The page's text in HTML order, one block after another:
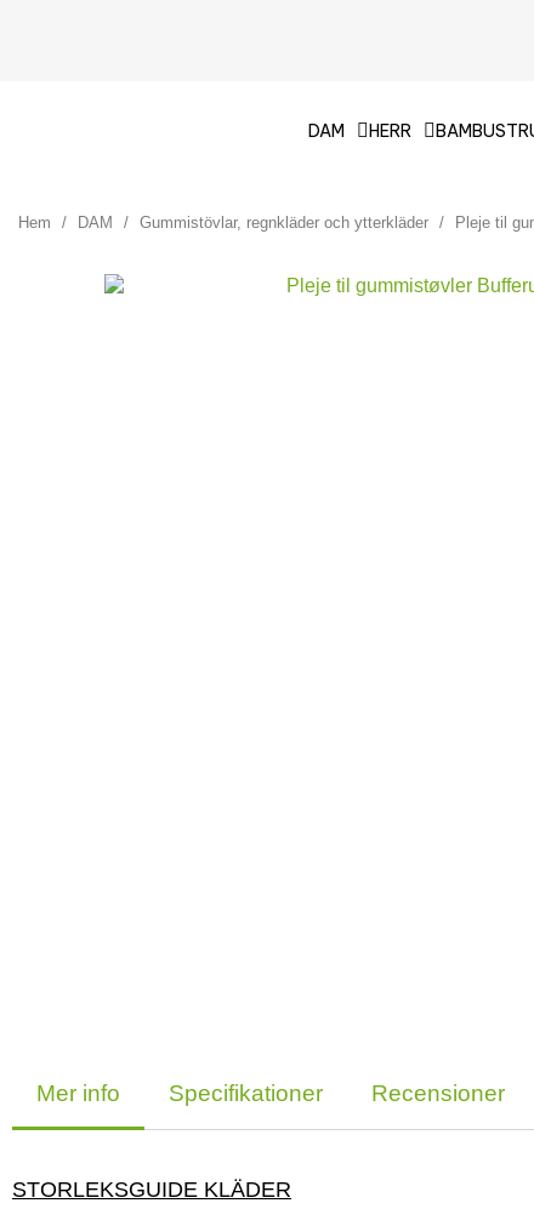
DAM HERR
Hem DAM Gummistövlar, regnkläder och ytterkläder Pleje til
Mer info Specifikationer Recensioner
STORLEKSGUIDE KLÄDER